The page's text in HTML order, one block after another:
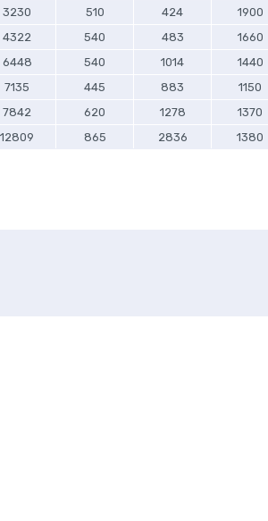
3230 510 424 1900
4322 540 483 1660
6448 540 1014 1440
7135 445 883 1150
7842 620 1278 1370
12809 865 2836 1380